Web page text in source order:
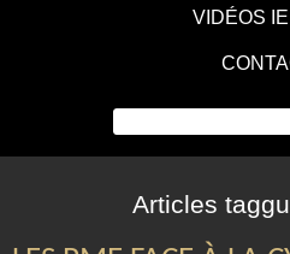
VIDÉOS
Articles